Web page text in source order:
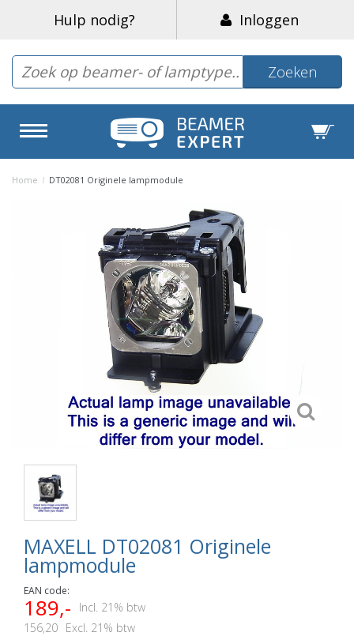
Hulp nodig? Inloggen
Zoeken
Home / DT02081 Originele lampmodule
MAXELL DT02081 Originele
lampmodule
EAN code:
189,-
Incl. 21% btw
156,20 Excl. 21% btw